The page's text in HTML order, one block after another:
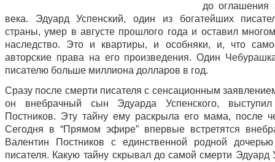
до оглашения
века. Эдуард Успенский, один из богатейших
страны, умер в августе прошлого года и оставил
наследство. Это и квартиры, и особняки, и, что
авторские права на его произведения. Один
писателю больше миллиона долларов в год.
Сразу после смерти писателя с сенсационным
он внебрачный сын Эдуарда Успенского,
Постников. Эту тайну ему раскрыла его мама, после
Сегодня в “Прямом эфире” впервые встретятся
Валентин Постников с единственной родной
писателя. Какую тайну скрывал до самой смерти Эдуард